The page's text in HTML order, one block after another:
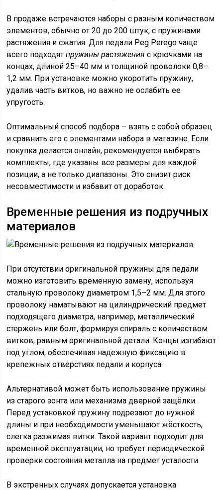
В продаже встречаются наборы с разным количеством
элементов, обычно от 20 до 200 штук, с пружинами
растяжения и сжатия. Для педали Peg Perego чаще
всего подходятпружины растяжения с крючками на
концах, длиной 25–40 мм и толщиной проволоки 0,8–
1,2 мм. При установке можно укоротить пружину,
удалив часть витков, но важно не ослабить ее
упругость.
Оптимальный способ подбора – взять с собой образец
и сравнить его с элементами набора в магазине. Если
покупка делается онлайн, рекомендуется выбирать
комплекты, где указаны все размеры для каждой
позиции, а не только диапазоны. Это снизит риск
несовместимости и избавит от доработок.
Временные решения из подручных
материалов
При отсутствии оригинальной пружины для педали
можно изготовить временную замену, используя
стальную проволоку диаметром 1,5–2 мм. Для этого
проволоку наматывают на цилиндрический предмет
подходящего диаметра, например, металлический
стержень или болт, формируя спираль с количеством
витков, равным оригинальной детали. Концы изгибают
под углом, обеспечивая надежную фиксацию в
крепежных отверстиях педали и корпуса.
Альтернативой может быть использование пружины
из старого зонта или механизма дверной защёлки.
Перед установкой пружину подрезают до нужной
длины и при необходимости уменьшают жёсткость,
слегка разжимая витки. Такой вариант подходит для
временной эксплуатации, но требует периодической
проверки состояния металла на предмет усталости.
В экстренных случаях допускается установка